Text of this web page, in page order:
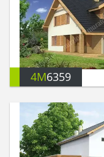
4M6359